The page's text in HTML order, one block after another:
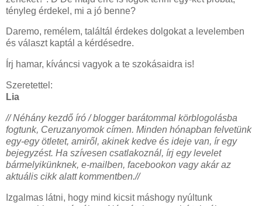
tényleg érdekel, mi a jó benne?
Daremo, remélem, találtál érdekes dolgokat a levelemben
és választ kaptál a kérdésedre.
Írj hamar, kíváncsi vagyok a te szokásaidra is!
Szeretettel:
Lia
// Néhány kezdő író / blogger barátommal körblogolásba
fogtunk, Ceruzanyomok címen. Minden hónapban felvetünk
egy-egy ötletet, amiről, akinek kedve és ideje van, ír egy
bejegyzést. Ha szívesen csatlakoznál, írj egy levelet
bármelyikünknek, e-mailben, facebookon vagy akár az
aktuális cikk alatt kommentben.//
Izgalmas látni, hogy mind kicsit máshogy nyúltunk